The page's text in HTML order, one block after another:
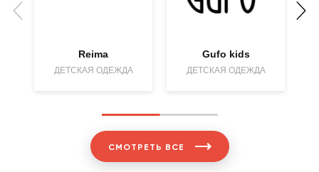
Reima
ДЕТСКАЯ ОДЕЖДА
Gufo kids
ДЕТСКАЯ ОДЕЖДА
СМОТРЕТЬ ВСЕ